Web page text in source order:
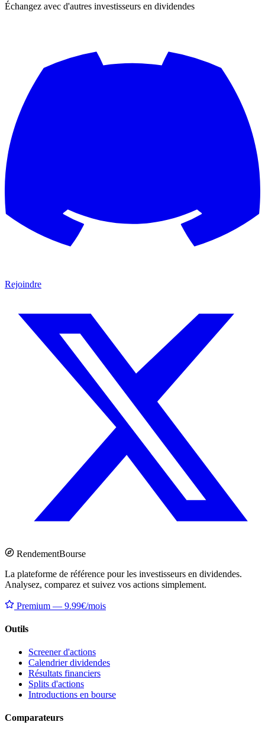
Échangez avec d'autres investisseurs en dividendes
Rejoindre
RendementBourse
La plateforme de référence pour les investisseurs en dividendes.
Analysez, comparez et suivez vos actions simplement.
Premium — 9.99€/mois
Outils
Screener d'actions
Calendrier dividendes
Résultats financiers
Splits d'actions
Introductions en bourse
Comparateurs